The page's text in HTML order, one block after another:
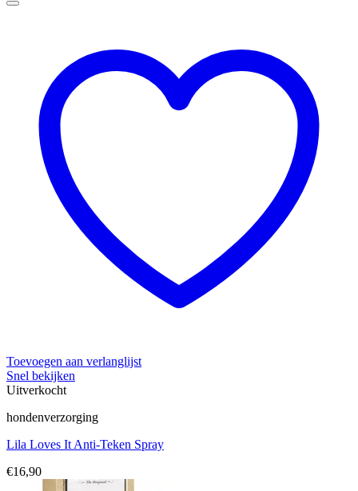
Toevoegen aan verlanglijst
Snel bekijken
Uitverkocht
hondenverzorging
Lila Loves It Anti-Teken Spray
€16,90